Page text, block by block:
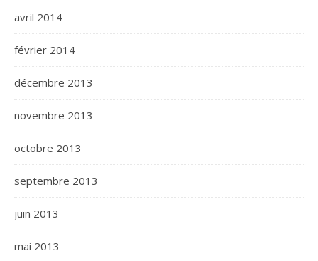
avril 2014
février 2014
décembre 2013
novembre 2013
octobre 2013
septembre 2013
juin 2013
mai 2013